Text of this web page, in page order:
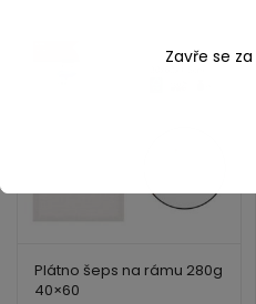
Plátno šeps na rámu 280g
40×60
Zavře se za